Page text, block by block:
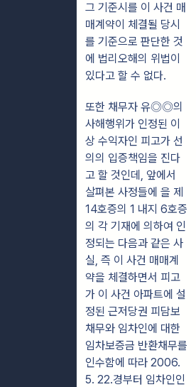
그 기준시를 이 사건 매
매계약이 체결될 당시
를 기준으로 판단한 것
에 법리오해의 위법이
있다고 할 수 없다.
또한 채무자 유◎◎의
사해행위가 인정된 이
상 수익자인 피고가 선
의의 입증책임을 진다
고 할 것인데, 앞에서
살펴본 사정들에 을 제
14호증의 1 내지 6호증
의 각 기재에 의하여 인
정되는 다음과 같은 사
실, 즉 이 사건 매매계
약을 체결하면서 피고
가 이 사건 아파트에 설
정된 근저당권 피담보
채무와 임차인에 대한
임차보증금 반환채무를
인수함에 따라 2006.
5. 22.경부터 임차인인